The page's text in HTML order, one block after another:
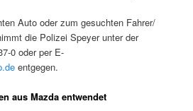
Auto oder zum gesuchten Fahrer/
die Polizei Speyer unter der
0 oder per E-
entgegen.
aus Mazda entwendet